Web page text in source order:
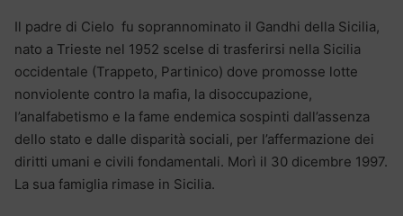
Il padre di Cielo fu soprannominato il Gandhi della Sicilia,
nato a Trieste nel 1952 scelse di trasferirsi nella Sicilia
occidentale (Trappeto, Partinico) dove promosse lotte
nonviolente contro la mafia, la disoccupazione,
l’analfabetismo e la fame endemica sospinti dall’assenza
dello stato e dalle disparità sociali, per l’affermazione dei
diritti umani e civili fondamentali. Morì il 30 dicembre 1997.
La sua famiglia rimase in Sicilia.